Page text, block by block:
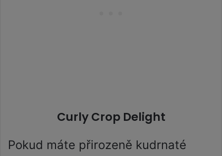
Curly Crop Delight
Pokud máte přirozeně kudrnaté